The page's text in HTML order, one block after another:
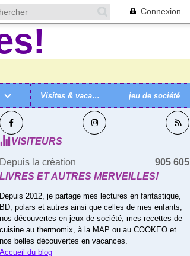
Connexion
Visites & vacances jeu de société
SUIVEZ-MOI
VISITEURS
Depuis la création
905 605
LIVRES ET AUTRES MERVEILLES!
Depuis 2012, je partage mes lectures en fantastique,
BD, polars et autres ainsi que celles de mes enfants,
nos découvertes en jeux de société, mes recettes de
cuisine au thermomix, à la MAP ou au COOKEO et
nos belles découvertes en vacances.
Accueil du blog